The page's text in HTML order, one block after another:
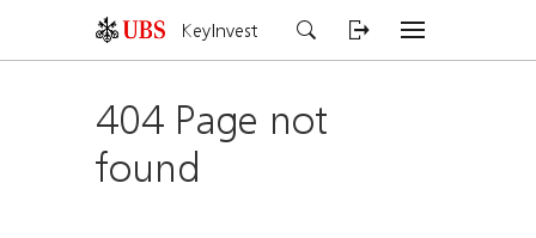
KeyInvest
404 Page not
found